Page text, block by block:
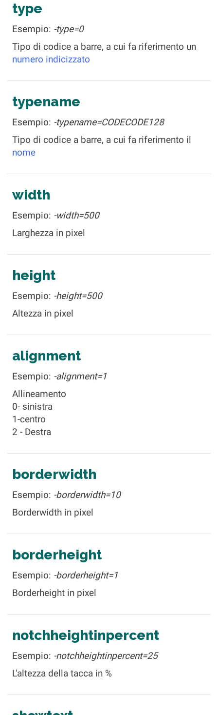
type
Esempio: -type=0
Tipo di codice a barre, a cui fa riferimento un
numero indicizzato
typename
Esempio: -typename=CODECODE128
Tipo di codice a barre, a cui fa riferimento il
nome
width
Esempio: -width=500
Larghezza in pixel
height
Esempio: -height=500
Altezza in pixel
alignment
Esempio: -alignment=1
Allineamento
0- sinistra
1-centro
2 - Destra
borderwidth
Esempio: -borderwidth=10
Borderwidth in pixel
borderheight
Esempio: -borderheight=1
Borderheight in pixel
notchheightinpercent
Esempio: -notchheightinpercent=25
L'altezza della tacca in %